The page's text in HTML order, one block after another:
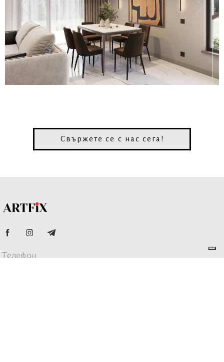
Свържете се с нас сега!
Телефон